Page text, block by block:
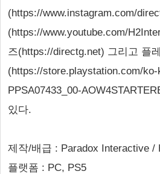
(https://www.instagram.com/
(https://www.youtube.com/
즈(https://directg.net) 그리고 플
(https://store.playstation.com/
PPSA07433_00-
있다.
제작/배급 : Paradox Interactive /
플랫폼 : PC, PS5